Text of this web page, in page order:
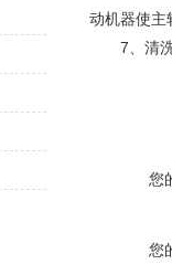
动机器使主
7、清洗
您
您